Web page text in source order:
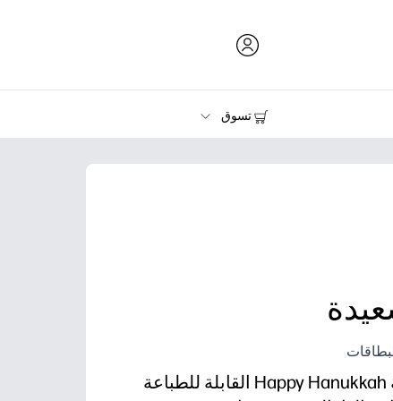
تسوق
الطابعات
شارك ضوء الموسم مع بطاقة Happy Hanukkah القابلة للطباعة